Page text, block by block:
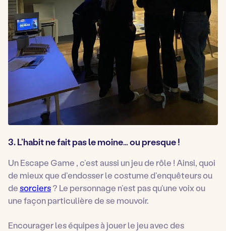
3. L’habit ne fait pas le moine… ou presque !
Un Escape Game , c’est aussi un jeu de rôle ! Ainsi, quoi
de mieux que d’endosser le costume d’enquêteurs ou
desorciers? Le personnage n’est pas qu’une voix ou
une façon particulière de se mouvoir.
Encourager les équipes à jouer le jeu avec des